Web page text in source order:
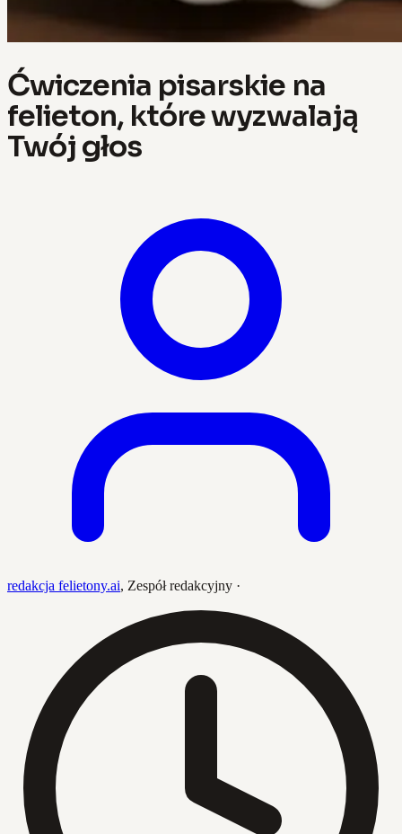
Ćwiczenia pisarskie na
felieton, które wyzwalają
Twój głos
redakcja felietony.ai, Zespół redakcyjny ·